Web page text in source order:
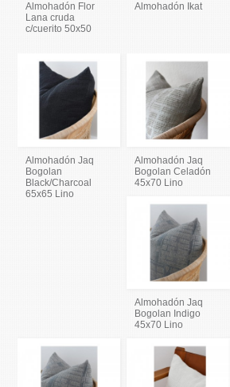
Almohadón Flor
Lana cruda
c/cuerito 50x50
Almohadón Ikat
Almohadón Jaq
Bogolan
Black/Charcoal
65x65 Lino
Almohadón Jaq
Bogolan Celadón
45x70 Lino
Almohadón Jaq
Bogolan Indigo
45x70 Lino